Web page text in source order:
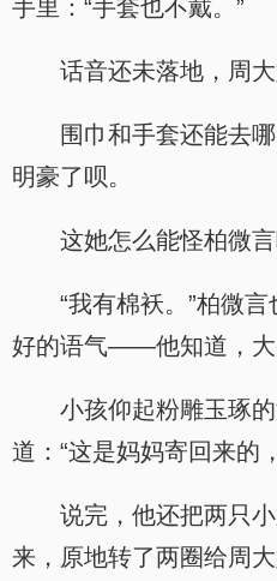
手里：“手套也不戴。”
话音还未落地，周
围巾和手套还能去
明豪了呗。
这她怎么能怪柏微言
“我有棉袄。”柏微
好的语气——他知道，大
小孩仰起粉雕玉琢
道：“这是妈妈寄回来的
说完，他还把两只
来，原地转了两圈给周